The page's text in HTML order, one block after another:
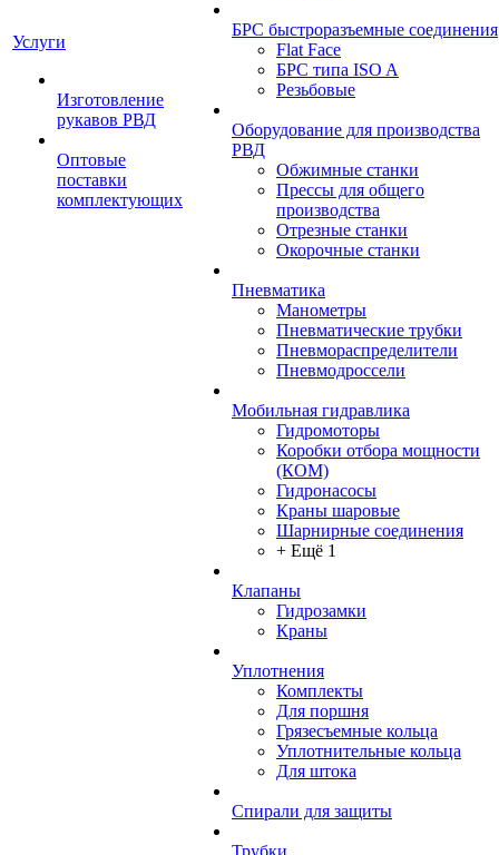
Услуги
Изготовление
рукавов РВД
Оптовые
поставки
комплектующих
БРС быстроразъемные соединения
Flat Face
БРС типа ISO A
Резьбовые
Оборудование для производства
РВД
Обжимные станки
Прессы для общего
производства
Отрезные станки
Окорочные станки
Пневматика
Манометры
Пневматические трубки
Пневмораспределители
Пневмодроссели
Мобильная гидравлика
Гидромоторы
Коробки отбора мощности
(КОМ)
Гидронасосы
Краны шаровые
Шарнирные соединения
+ Ещё 1
Клапаны
Гидрозамки
Краны
Уплотнения
Комплекты
Для поршня
Грязесъемные кольца
Уплотнительные кольца
Для штока
Спирали для защиты
Трубки